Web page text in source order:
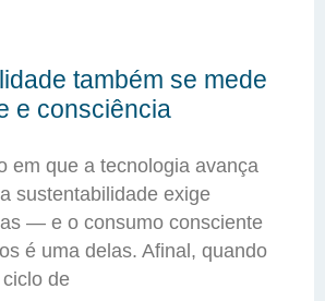
também se mede
e consciência
em que a tecnologia avança
sustentabilidade exige
— e o consumo consciente
é uma delas. Afinal, quando
de